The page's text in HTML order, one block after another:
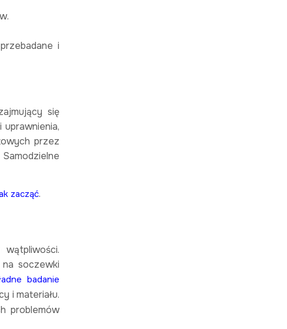
i
się
przez
zacząć.
soczewki
badanie
i materiału.
problemów